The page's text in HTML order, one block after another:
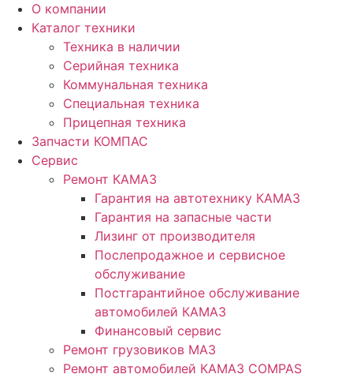
О компании
Каталог техники
Техника в наличии
Серийная техника
Коммунальная техника
Специальная техника
Прицепная техника
Запчасти КОМПАС
Сервис
Ремонт КАМАЗ
Гарантия на автотехнику КАМАЗ
Гарантия на запасные части
Лизинг от производителя
Послепродажное и сервисное
обслуживание
Постгарантийное обслуживание
автомобилей КАМАЗ
Финансовый сервис
Ремонт грузовиков МАЗ
Ремонт автомобилей КАМАЗ COMPAS